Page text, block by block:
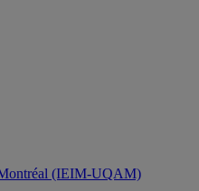
(IEIM-UQAM)